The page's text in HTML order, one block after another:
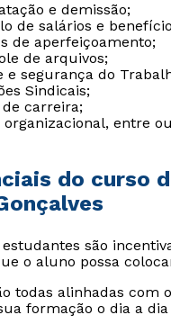
e demissão;
de salários e
de aperfeiçoamento;
de arquivos;
e segurança do
Sindicais;
de carreira;
organizacional, entre
do curso
estudantes são
o aluno possa
todas alinhadas com
formação o dia a